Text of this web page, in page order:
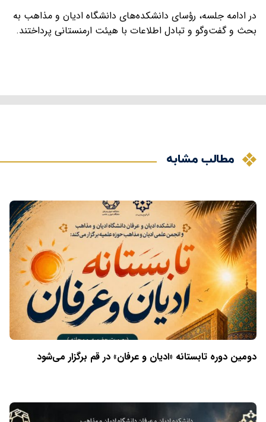
در ادامه جلسه، رؤسای دانشکده‌های دانشگاه ادیان و مذاهب به
بحث و گفت‌وگو و تبادل اطلاعات با هیئت ارمنستانی پرداختند.
مطالب مشابه
دومین دوره تابستانه «ادیان و عرفان» در قم برگزار می‌شود